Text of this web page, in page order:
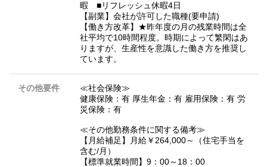
暇 ■リフレッシュ休暇4日
【副業】会社が許可した職種(要申請)
【働き方改革】★昨年度の月の残業時間は全
社平均で10時間程度。時期によって繁閑はあ
りますが、生産性を意識した働き方を推奨し
ています。
その他要件
≪社会保険≫
健康保険：有 厚生年金：有 雇用保険：有 労
災保険：有
≪その他勤務条件に関する備考≫
【月給補足】月給￥264,000～（住宅手当を
含む/月）
【標準就業時間】9：00～18：00